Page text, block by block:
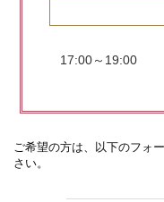
17:00～19:00